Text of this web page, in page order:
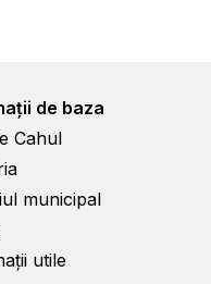
de baza
Cahul
municipal
utile